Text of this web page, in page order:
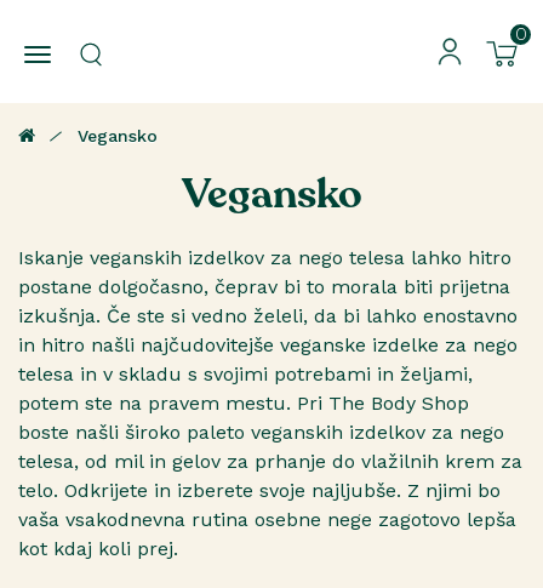
0
Vegansko
Vegansko
Iskanje veganskih izdelkov za nego telesa lahko hitro
postane dolgočasno, čeprav bi to morala biti prijetna
izkušnja. Če ste si vedno želeli, da bi lahko enostavno
in hitro našli najčudovitejše veganske izdelke za nego
telesa in v skladu s svojimi potrebami in željami,
potem ste na pravem mestu. Pri The Body Shop
boste našli široko paleto veganskih izdelkov za nego
telesa, od mil in gelov za prhanje do vlažilnih krem za
telo. Odkrijete in izberete svoje najljubše. Z njimi bo
vaša vsakodnevna rutina osebne nege zagotovo lepša
kot kdaj koli prej.